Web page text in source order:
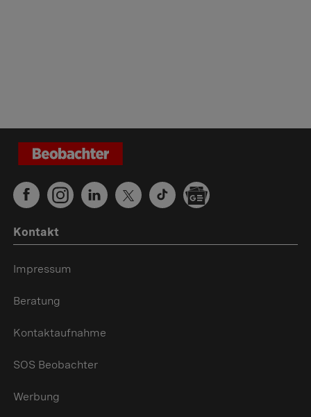
Kontakt
Impressum
Beratung
Kontaktaufnahme
SOS Beobachter
Werbung